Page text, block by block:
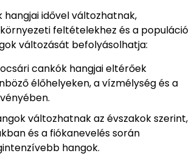
hangjai idővel változhatnak,
feltételekhez és a populáció
változását befolyásolhatja:
cankók hangjai eltérőek
élőhelyeken, a vízmélység és a
változhatnak az évszakok szerint,
és a fiókanevelés során
hangok.